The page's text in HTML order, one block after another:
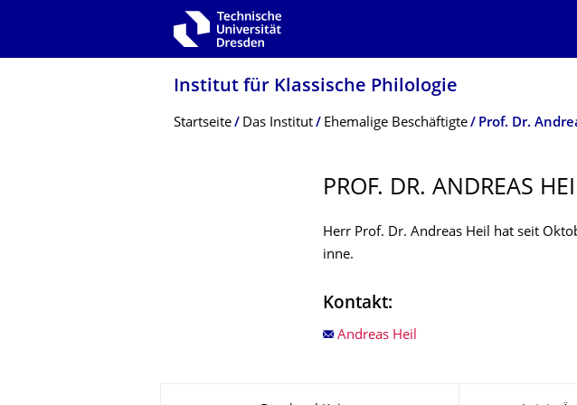
Zur Hauptnavigation springen
Institut für Klassische Philologie
Breadcrumb-Menü
Startseite Das Institut Ehemalige Beschäftigte Prof. Dr.
PROF. DR. ANDREAS
Herr Prof. Dr. Andreas Heil hat seit
inne.
Kontakt:
Andreas Heil